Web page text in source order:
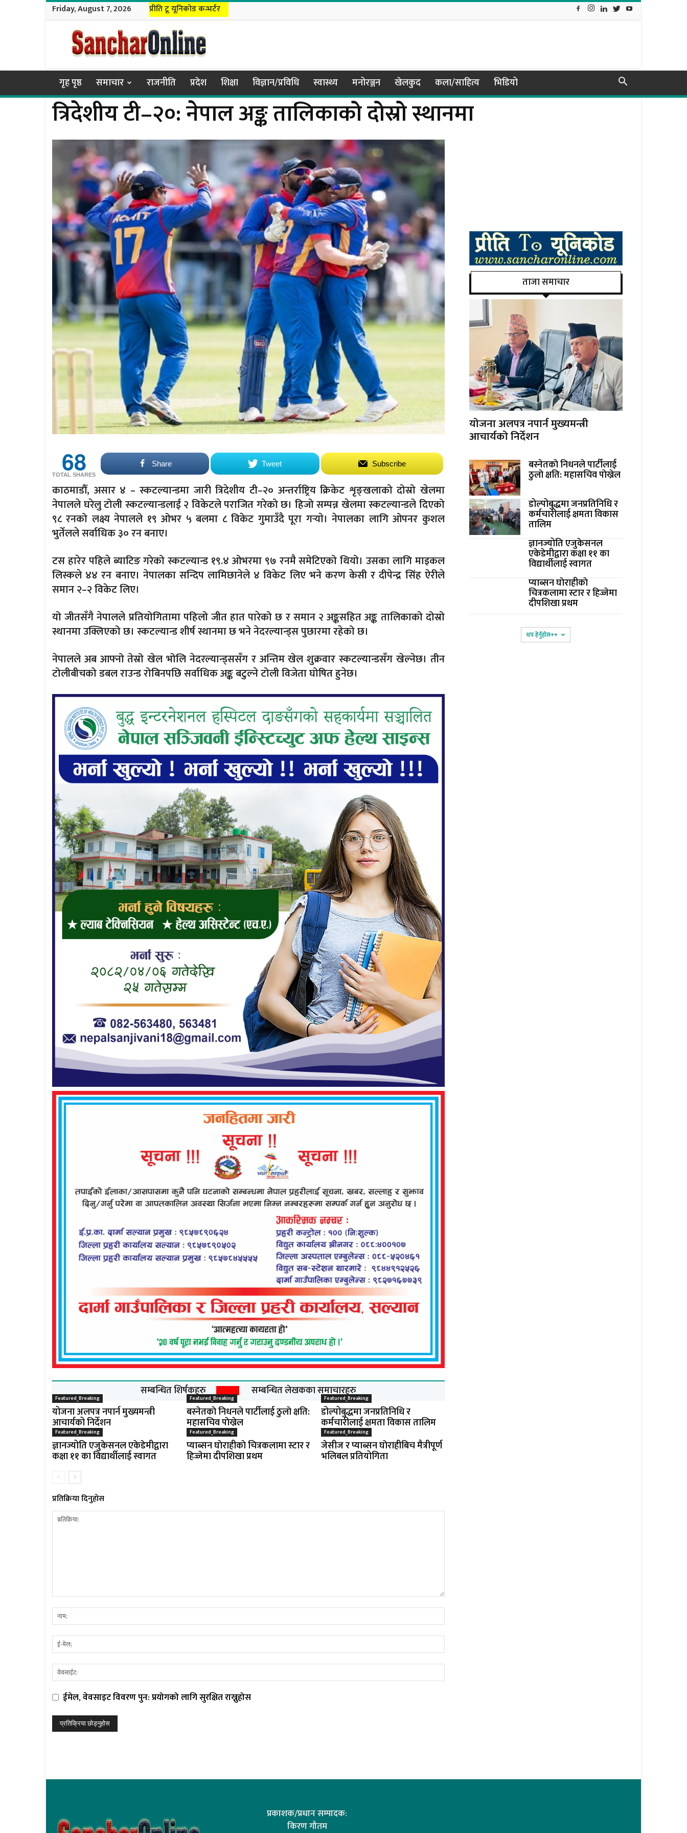
Friday, August 7, 2026 प्रीति टू यूनिकोड कन्भर्टर
Sanchar
Online
गृह पृष्ठ समाचार राजनीति प्रदेश शिक्षा विज्ञान/प्रविधि स्वास्थ्य मनोरञ्जन खेलकुद कला/साहित्य भिडियो
त्रिदेशीय टी–२०: नेपाल अङ्क तालिकाको दोस्रो स्थानमा
68
TOTAL SHARES
Share Tweet Subscribe
काठमाडौँ, असार ४ – स्कटल्यान्डमा जारी त्रिदेशीय टी–२० अन्तर्राष्ट्रिय क्रिकेट शृङ्खलाको दोस्रो खेलमा
नेपालले घरेलु टोली स्कटल्यान्डलाई २ विकेटले पराजित गरेको छ। हिजो सम्पन्न खेलमा स्कटल्यान्डले दिएको
९८ रनको लक्ष्य नेपालले १९ ओभर ५ बलमा ८ विकेट गुमाउँदै पूरा गर्‍याे। नेपालका लागि ओपनर कुशल
भुर्तेलले सर्वाधिक ३० रन बनाए।
टस हारेर पहिले ब्याटिङ गरेको स्कटल्यान्ड १९.४ ओभरमा ९७ रनमै समेटिएको थियो। उसका लागि माइकल
लिस्कले ४४ रन बनाए। नेपालका सन्दिप लामिछानेले ४ विकेट लिए भने करण केसी र दीपेन्द्र सिंह ऐरीले
समान २–२ विकेट लिए।
यो जीतसँगै नेपालले प्रतियोगितामा पहिलो जीत हात पारेको छ र समान २ अङ्कसहित अङ्क तालिकाको दोस्रो
स्थानमा उक्लिएको छ। स्कटल्यान्ड शीर्ष स्थानमा छ भने नेदरल्यान्ड्स पुछारमा रहेको छ।
नेपालले अब आफ्नो तेस्रो खेल भोलि नेदरल्यान्ड्ससँग र अन्तिम खेल शुक्रवार स्कटल्यान्डसँग खेल्नेछ। तीन
टोलीबीचको डबल राउन्ड रोबिनपछि सर्वाधिक अङ्क बटुल्ने टोली विजेता घोषित हुनेछ।
सम्बन्धित शिर्षकहरु सम्बन्धित लेखकका समाचारहरु
Featured_Breaking
योजना अलपत्र नपार्न मुख्यमन्त्री
आचार्यको निर्देशन
Featured_Breaking
बस्नेतकाे निधनले पार्टीलाई ठुलाे क्षति:
महासचिव पाेख्रेल
Featured_Breaking
डोल्पोबुद्धमा जनप्रतिनिधि र
कर्मचारीलाई क्षमता विकास तालिम
Featured_Breaking
ज्ञानज्योति एजुकेसनल एकेडेमीद्वारा
कक्षा ११ का विद्यार्थीलाई स्वागत
Featured_Breaking
प्याब्सन घाेराहीकाे चित्रकलामा स्टार र
हिज्जेमा दीपशिखा प्रथम
Featured_Breaking
जेसीज र प्याब्सन घाेराहीबिच मैत्रीपूर्ण
भलिबल प्रतियोगिता
प्रतिक्रिया दिनुहोस
ईमेल, वेवसाइट विवरण पुन: प्रयोगको लागि सुरक्षित राख्नुहोस
ताजा समाचार
योजना अलपत्र नपार्न मुख्यमन्त्री
आचार्यको निर्देशन
बस्नेतकाे निधनले पार्टीलाई
ठुलाे क्षति: महासचिव पाेख्रेल
डोल्पोबुद्धमा जनप्रतिनिधि र
कर्मचारीलाई क्षमता विकास
तालिम
ज्ञानज्योति एजुकेसनल
एकेडेमीद्वारा कक्षा ११ का
विद्यार्थीलाई स्वागत
प्याब्सन घाेराहीकाे
चित्रकलामा स्टार र हिज्जेमा
दीपशिखा प्रथम
थप हेर्नुहोस‌++
प्रकाशक/प्रधान सम्पादक:
किरण गौतम